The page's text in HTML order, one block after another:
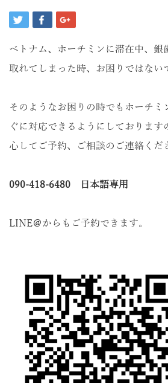
ベトナム、ホーチミンに滞在中、銀
取れてしまった時、お困りではない
そのようなお困りの時でもホーチミ
ぐに対応できるようにしております
心してご予約、ご相談のご連絡くだ
090-418-6480 日本語専用
LINE＠からもご予約できます。